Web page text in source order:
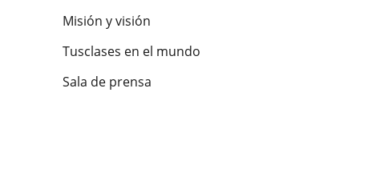
Misión y visión
Tusclases en el mundo
Sala de prensa